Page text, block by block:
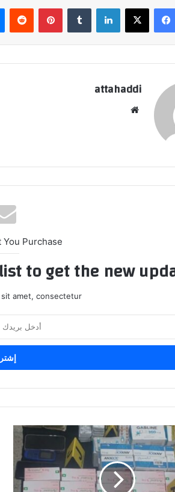
فيسبوك لينكدإن بينتيريست
attahaddi
Purchase
to get the new
amet, consectetur.